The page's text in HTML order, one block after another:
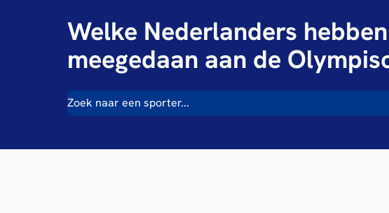
Welke Nederlanders
meegedaan aan de